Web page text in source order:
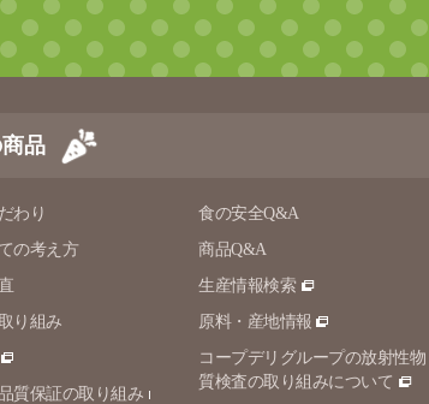
品
わり
の考え方
り組み
質保証の取り組み
食の安全Q&A
商品Q&A
生産情報検索
原料・産地情報
コープデリグループの放射性物
質検査の取り組みについて